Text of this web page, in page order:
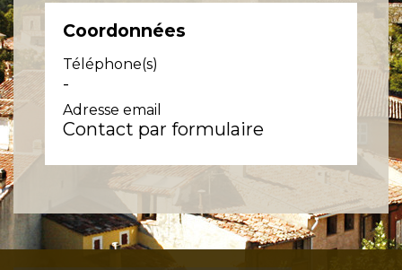
Coordonnées
Téléphone(s)
-
Adresse email
Contact par formulaire